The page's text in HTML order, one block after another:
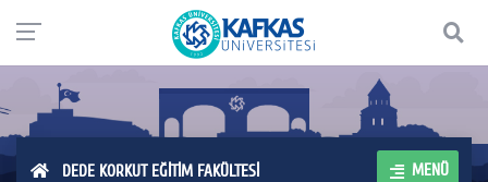
DEDE KORKUT EĞİTİM FAKÜLTESİ MENÜ